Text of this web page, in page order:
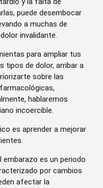
puede desembocar
a muchas de
invalidante.
para ampliar tus
tipos de dolor, arribar a
sobre las
hablaremos
incoercible.
es aprender a mejorar
embarazo es un periodo
por cambios
afectar la